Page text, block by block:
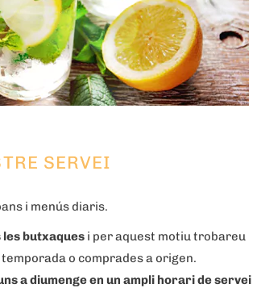
SERVEI
i menús diaris.
butxaques i per aquest motiu trobareu
o comprades a origen.
a diumenge en un ampli horari de servei